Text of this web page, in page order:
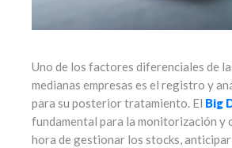
Uno de los factores diferenciales de
medianas empresas es el registro y
para su posterior tratamiento. El Big
fundamental para la monitorización y
hora de gestionar los stocks, anticipar